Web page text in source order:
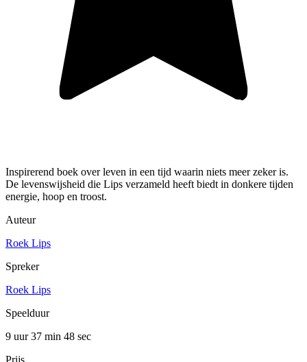
Inspirerend boek over leven in een tijd waarin niets meer zeker is.
De levenswijsheid die Lips verzameld heeft biedt in donkere tijden
energie, hoop en troost.
Auteur
Roek Lips
Spreker
Roek Lips
Speelduur
9 uur 37 min 48 sec
Prijs